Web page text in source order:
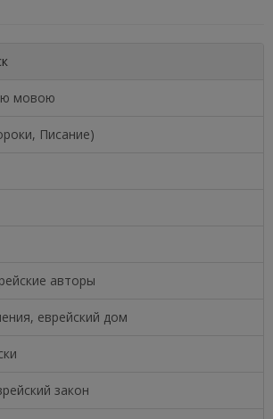
мовою
Писание)
авторы
еврейский дом
закон